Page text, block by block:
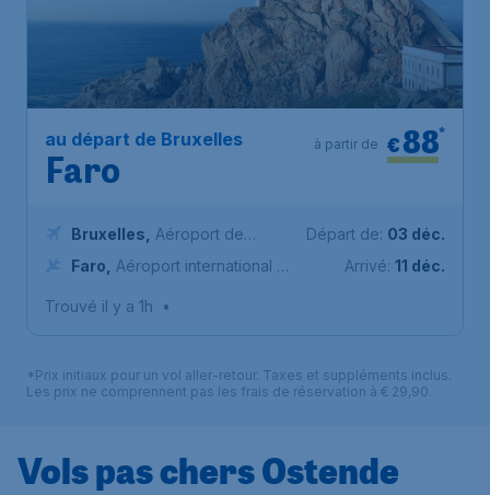
au départ de Bruxelles
Faro
€88*
à partir de
Bruxelles
Aéroport de
Bruxelles-National
Faro
Aéroport international de
Départ de: 03 déc.
Arrivé: 11 déc.
Trouvé il y a 1h •
*Prix initiaux pour un vol aller-retour. Taxes et suppléments inclus.
Les prix ne comprennent pas les frais de réservation à € 29,90.
Vols pas chers Ostende